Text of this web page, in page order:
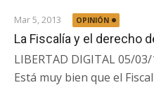
Mar 5, 2013 OPINIÓN
La Fiscalía y el derecho
LIBERTAD DIGITAL 05/
Está muy bien que el